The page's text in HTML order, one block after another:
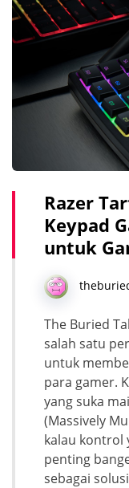
Razer
Keypad
untuk
The Buried
salah satu
untuk
para gamer.
yang suka
(Massively
kalau kontrol
penting
sebagai